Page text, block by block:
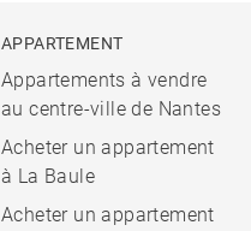
APPARTEMENT
Appartements à vendre
au centre-ville de Nantes
Acheter un appartement
à La Baule
Acheter un appartement